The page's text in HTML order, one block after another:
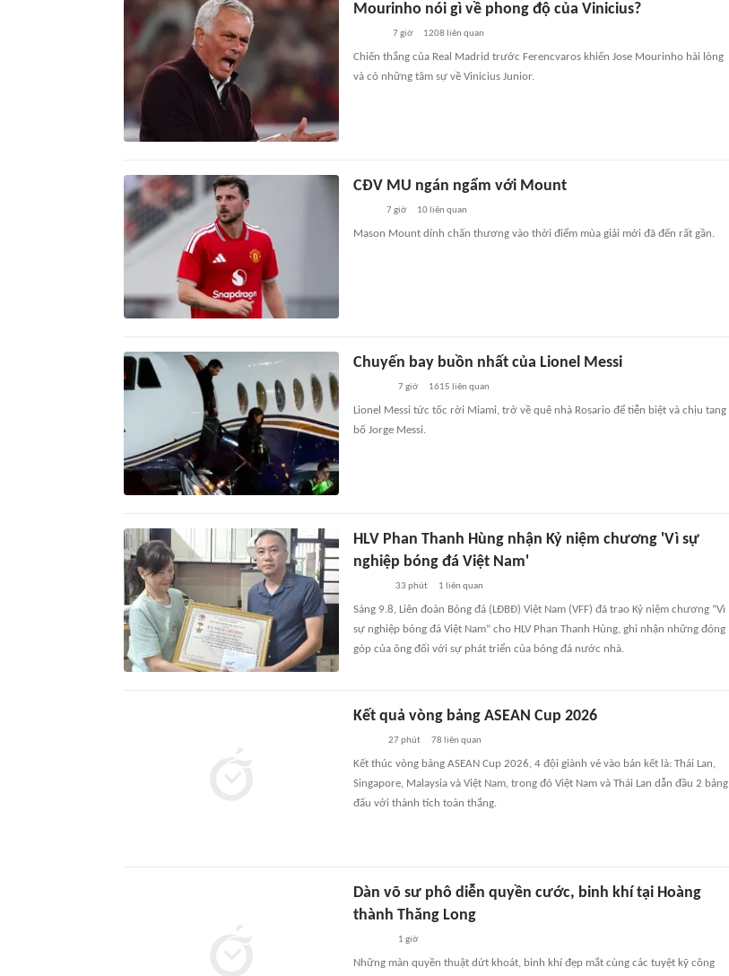
Mourinho nói gì về phong độ của Vinicius?
7 giờ 1208 liên quan
Chiến thắng của Real Madrid trước Ferencvaros khiến Jose Mourinho hài lòng
và có những tâm sự về Vinicius Junior.
CĐV MU ngán ngẩm với Mount
7 giờ 10liên quan
Mason Mount dính chấn thương vào thời điểm mùa giải mới đã đến rất gần.
Chuyến bay buồn nhất của Lionel Messi
7 giờ 1615 liên quan
Lionel Messi tức tốc rời Miami, trở về quê nhà Rosario để tiễn biệt và chịu tang
bố Jorge Messi.
HLV Phan Thanh Hùng nhận Kỷ niệm chương 'Vì sự
nghiệp bóng đá Việt Nam'
33 phút 1 liên quan
Sáng 9.8, Liên đoàn Bóng đá (LĐBĐ) Việt Nam (VFF) đã trao Kỷ niệm chương “Vì
sự nghiệp bóng đá Việt Nam” cho HLV Phan Thanh Hùng, ghi nhận những đóng
góp của ông đối với sự phát triển của bóng đá nước nhà.
Kết quả vòng bảng ASEAN Cup 2026
27 phút 78 liên quan
Kết thúc vòng bảng ASEAN Cup 2026, 4 đội giành vé vào bán kết là: Thái Lan,
Singapore, Malaysia và Việt Nam, trong đó Việt Nam và Thái Lan dẫn đầu 2 bảng
đấu với thành tích toàn thắng.
Dàn võ sư phô diễn quyền cước, binh khí tại Hoàng
thành Thăng Long
1 giờ
Những màn quyền thuật dứt khoát, binh khí đẹp mắt cùng các tuyệt kỹ công